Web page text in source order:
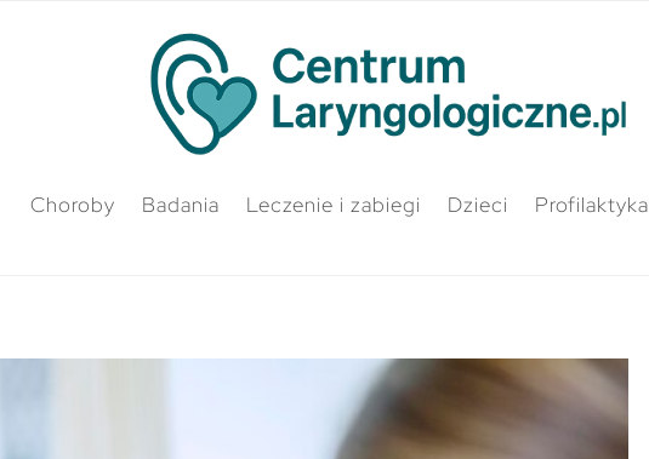
Choroby Badania Leczenie i zabiegi Dzieci Profilaktyka